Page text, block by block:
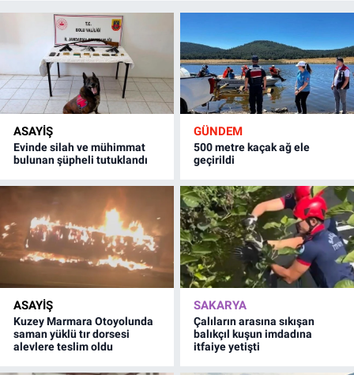
ASAYİŞ
Evinde silah ve mühimmat
bulunan şüpheli tutuklandı
GÜNDEM
500 metre kaçak ağ ele
geçirildi
ASAYİŞ
Kuzey Marmara Otoyolunda
saman yüklü tır dorsesi
alevlere teslim oldu
SAKARYA
Çalıların arasına sıkışan
balıkçıl kuşun imdadına
itfaiye yetişti